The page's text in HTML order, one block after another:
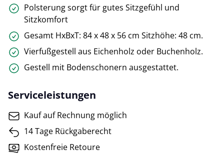
Polsterung sorgt für gutes Sitzgefühl und
Sitzkomfort
Gesamt HxBxT: 84 x 48 x 56 cm Sitzhöhe: 48 cm.
Vierfußgestell aus Eichenholz oder Buchenholz.
Gestell mit Bodenschonern ausgestattet.
Serviceleistungen
Kauf auf Rechnung möglich
14 Tage Rückgaberecht
Kostenfreie Retoure